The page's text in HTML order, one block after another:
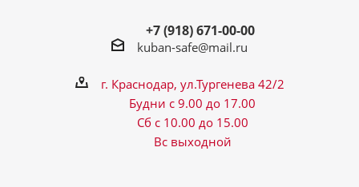
+7 (918) 671-00-00
kuban-safe@mail.ru
г. Краснодар, ул.Тургенева 42/2
Будни с 9.00 до 17.00
Сб с 10.00 до 15.00
Вс выходной